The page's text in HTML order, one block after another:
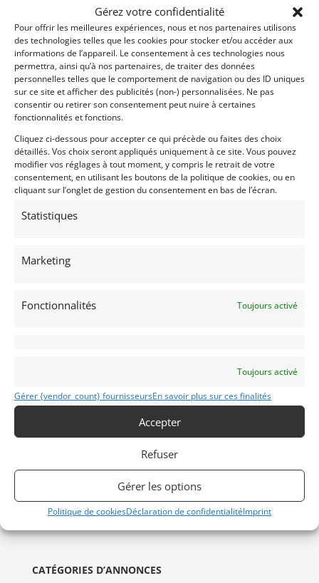
Gérez votre confidentialité
Pour offrir les meilleures expériences, nous et nos partenaires utilisons
des technologies telles que les cookies pour stocker et/ou accéder aux
informations de l’appareil. Le consentement à ces technologies nous
permettra, ainsi qu’à nos partenaires, de traiter des données
personnelles telles que le comportement de navigation ou des ID uniques
sur ce site et afficher des publicités (non-) personnalisées. Ne pas
consentir ou retirer son consentement peut nuire à certaines
fonctionnalités et fonctions.
Cliquez ci-dessous pour accepter ce qui précède ou faites des choix
détaillés. Vos choix seront appliqués uniquement à ce site. Vous pouvez
modifier vos réglages à tout moment, y compris le retrait de votre
consentement, en utilisant les boutons de la politique de cookies, ou en
cliquant sur l’onglet de gestion du consentement en bas de l’écran.
Statistiques
Marketing
Fonctionnalités Toujours activé
Toujours activé
Gérer {vendor_count} fournisseursEn savoir plus sur ces finalités
Accepter
Refuser
Gérer les options
Politique de cookiesDéclaration de confidentialitéImprint
Vendu par : Danielsonequipement
INFORMATIONS
Déclaration de confidentialité (UE)
Politique de cookies (UE)
CATÉGORIES D’ANNONCES